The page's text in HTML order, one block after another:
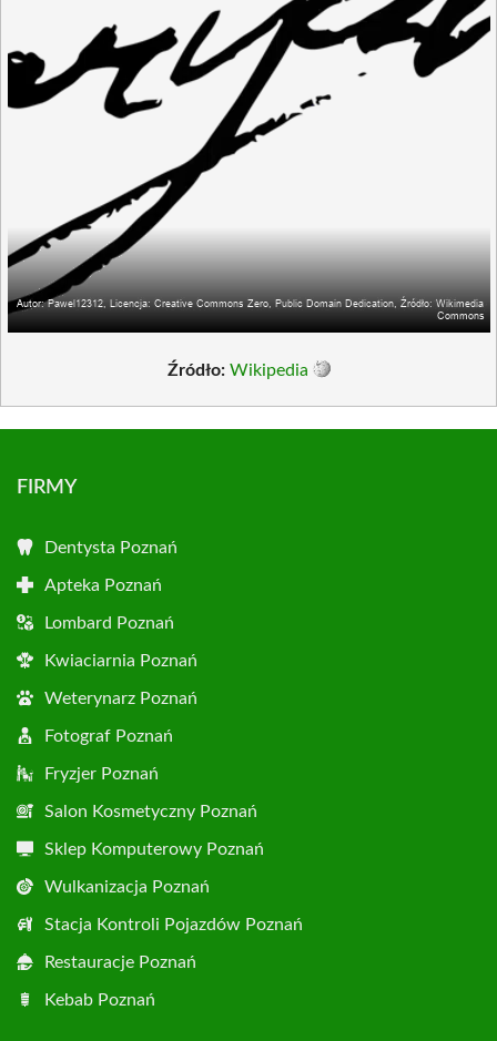
Źródło: Wikipedia
FIRMY
Dentysta Poznań
Apteka Poznań
Lombard Poznań
Kwiaciarnia Poznań
Weterynarz Poznań
Fotograf Poznań
Fryzjer Poznań
Salon Kosmetyczny Poznań
Sklep Komputerowy Poznań
Wulkanizacja Poznań
Stacja Kontroli Pojazdów Poznań
Restauracje Poznań
Kebab Poznań